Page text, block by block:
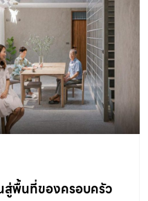
ว่า “หายใจได้” นั้น ไม่ได้
รมชาติเพียงเท่านั้น แต่
จะช่วยลดความอึดอัดของ
สร้างความรู้สึกสบาย
อกจากนี้ในชั้น 3 และ 4
อย่างห้องนอนนั้น […]
ใหม่ที่ซอยต้นสน ถนน
ตารางเมตร เพื่อตอบ
ละของตกแต่งบ้านแบรนด์
บันบริษัทนำเข้าแบรนด์
ก ซึ่งผ่านการคัดสรรอย่าง
ศไทยด้วยกันกว่า 10
เป็นต้น โดย
ทุกพื้นที่ภายในบ้าน ตั้งแต่
สู่พื้นที่ของครอบครัว